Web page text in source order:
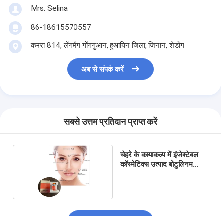
Mrs. Selina
86-18615570557
कमरा 814, लेंगमेंग गोंगगुआन, हुआयिन जिला, जिनान, शेडोंग
अब से संपर्क करें
सबसे उत्तम प्रतिदान प्राप्त करें
चेहरे के कायाकल्प में इंजेक्टेबल
कॉस्मेटिक्स उत्पाद बोटुलिनम